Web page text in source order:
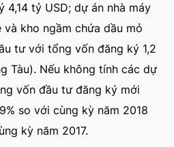
tỷ USD; dự án nhà máy
kho ngầm chứa dầu mỏ
tư với tổng vốn đăng ký 1,2
Tàu). Nếu không tính các dự
vốn đầu tư đăng ký mới
so với cùng kỳ năm 2018
kỳ năm 2017.